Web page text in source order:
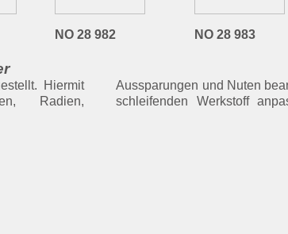
NO 28 982 NO 28 983
Hiermit
Radien,
dem zu
hohe, Holz